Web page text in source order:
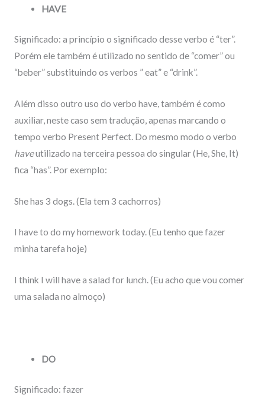
HAVE
Significado: a princípio o significado desse verbo é “ter”.
Porém ele também é utilizado no sentido de “comer” ou
“beber” substituindo os verbos ” eat” e “drink”.
Além disso outro uso do verbo have, também é como
auxiliar, neste caso sem tradução, apenas marcando o
tempo verbo Present Perfect. Do mesmo modo o verbo
haveutilizado na terceira pessoa do singular (He, She, It)
fica “has”. Por exemplo:
She has 3 dogs. (Ela tem 3 cachorros)
I have to do my homework today. (Eu tenho que fazer
minha tarefa hoje)
I think I will have a salad for lunch. (Eu acho que vou comer
uma salada no almoço)
DO
Significado: fazer